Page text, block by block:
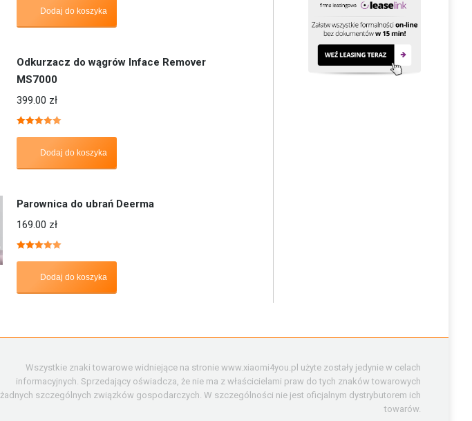
Dodaj do koszyka
Odkurzacz do wągrów Inface Remover
MS7000
399.00 zł
Dodaj do koszyka
Parownica do ubrań Deerma
169.00 zł
Dodaj do koszyka
Wszystkie znaki towarowe widniejące na stronie www.xiaomi4you.pl użyte zostały jedynie w celach
informacyjnych. Sprzedający oświadcza, że nie ma z właścicielami praw do tych znaków towarowych
żadnych szczególnych związków gospodarczych. W szczególności nie jest oficjalnym dystrybutorem ich
towarów.